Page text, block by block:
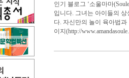
인기 블로그 ‘소울마마
입니다. 그녀는 아이들의
다. 자신만의 놀이 육아법
이지(http://